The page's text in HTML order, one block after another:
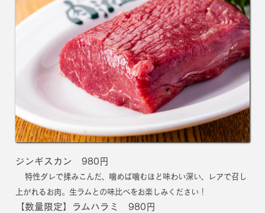
ジンギスカン 980円
特性ダレで揉みこんだ、噛めば噛むほど味わい深い、レアで召し
上がれるお肉。生ラムとの味比べをお楽しみください！
【数量限定】ラムハラミ 980円